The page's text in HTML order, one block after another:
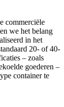
commerciële
we het belang
in het
20- of 40-
– zoals
goederen –
container te